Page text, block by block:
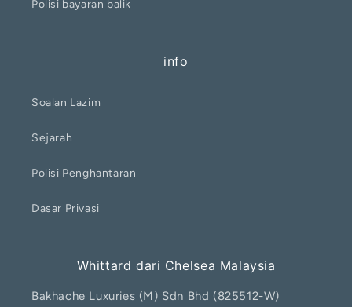
Polisi bayaran balik
info
Soalan Lazim
Sejarah
Polisi Penghantaran
Dasar Privasi
Whittard dari Chelsea Malaysia
Bakhache Luxuries (M) Sdn Bhd (825512-W)